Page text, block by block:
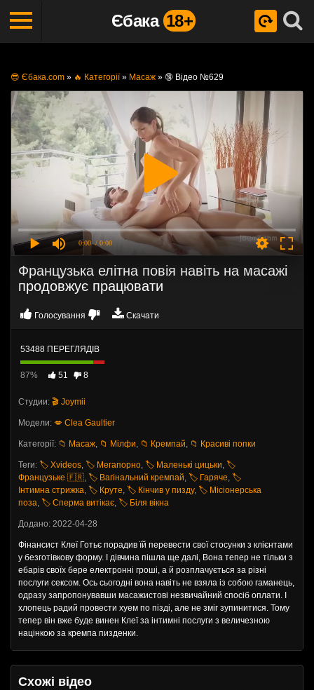
Єбака 18+
😎 Єбака.com » 🔥 Категорії» Масаж » 🔞 Відео №629
0:00 / 0:00
Французька елітна повія навіть на масажі
продовжує працювати
Голосування Скачати
53488 ПЕРЕГЛЯДІВ
87% 51 8
Студии: 🎬 Joymii
Модели: 💋 Clea Gaultier
Категорії: 📁 Масаж, 📁 Мілфи, 📁 Кремпай, 📁 Красиві попки
Теги: 🏷️ Хvideos, 🏷️ Мегапорно, 🏷️ Маленькі цицьки, 🏷️
Французьке 🇫🇷, 🏷️ Вагінальний кремпай, 🏷️ Гаряче, 🏷️
Інтимна стрижка, 🏷️ Круте, 🏷️ Кінчив у пизду, 🏷️ Місіонерська
поза, 🏷️ Сперма витікає, 🏷️ Біля вікна
Додано: 2022-04-28
Фінансист Клеї Готьє порадив їй перевести свої стосунки з клієнтами
у безготівкову форму. І дівчина пішла ще далі, Вона тепер не тільки з
ебарів своїх бере електронні гроші, а й розплачується за різні
послуги сексом. Ось сьогодні вона навіть не взяла із собою гаманець,
одразу запропонувавши масажистові незвичайний спосіб оплати. І
хлопець радий провести хуем по пізді, але не зміг зупинитися. Тому
тепер він вже буде винен Клеї за інтимні послуги з величезною
націнкою за кремпа пизденки.
Схожі відео